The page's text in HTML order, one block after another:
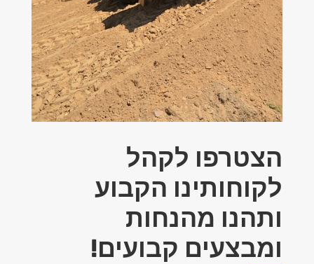
הצטרפו לקהל
לקוחותינו הקבוע
ותהנו מהנחות
ומבצעים קבועים!